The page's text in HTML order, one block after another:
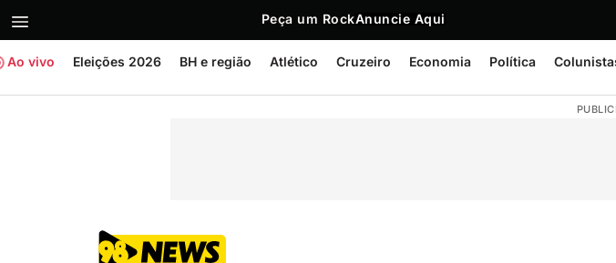
Peça um RockAnuncie Aqui
Ao vivo Eleições 2026 BH e região Atlético Cruzeiro Economia Política